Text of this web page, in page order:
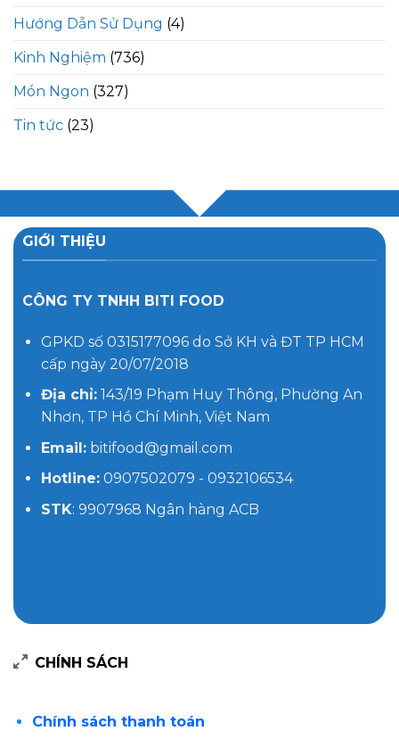
Hướng Dẫn Sử Dụng (4)
Kinh Nghiệm (736)
Món Ngon (327)
Tin tức (23)
GIỚI THIỆU
CÔNG TY TNHH BITI FOOD
GPKD số 0315177096 do Sở KH và ĐT TP HCM
cấp ngày 20/07/2018
Địa chỉ:143/19 Phạm Huy Thông, Phường An
Nhơn, TP Hồ Chí Minh, Việt Nam
Email:bitifood@gmail.com
Hotline:0907502079 - 0932106534
STK: 9907968 Ngân hàng ACB
CHÍNH SÁCH
Chính sách thanh toán